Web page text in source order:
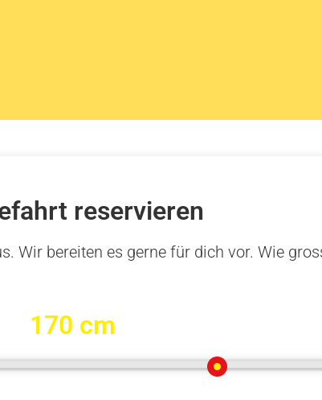
reservieren
Wir bereiten es gerne für dich vor. Wie
170 cm